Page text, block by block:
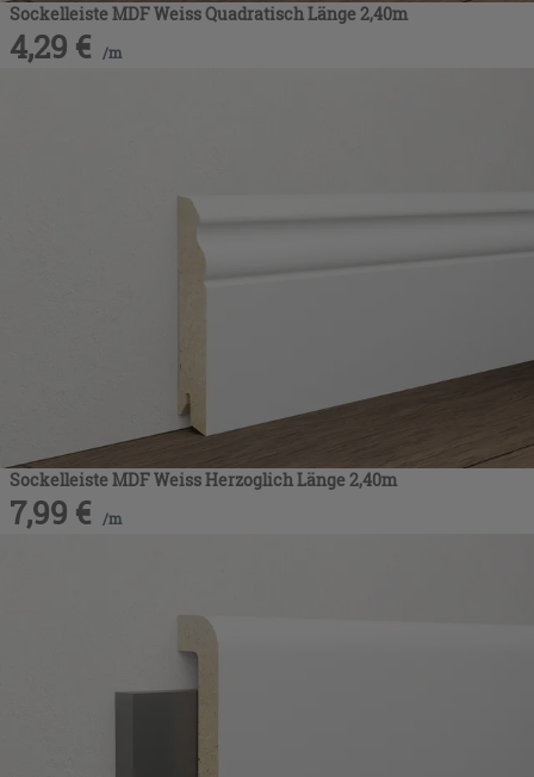
Sockelleiste MDF Weiss Quadratisch Länge 2,40m
4,29 € /m
Sockelleiste MDF Weiss Herzoglich Länge 2,40m
7,99 € /m